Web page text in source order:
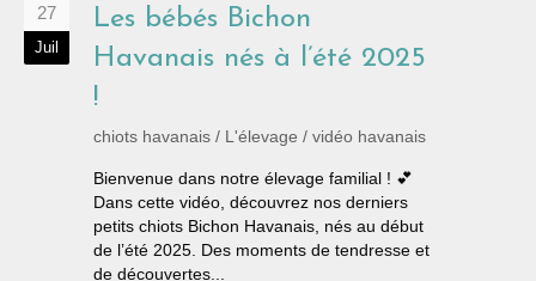
27
Juil
Les bébés Bichon
Havanais nés à l’été 2025
!
chiots havanais / L'élevage / vidéo havanais
Bienvenue dans notre élevage familial ! 💕
Dans cette vidéo, découvrez nos derniers
petits chiots Bichon Havanais, nés au début
de l’été 2025. Des moments de tendresse et
de découvertes...